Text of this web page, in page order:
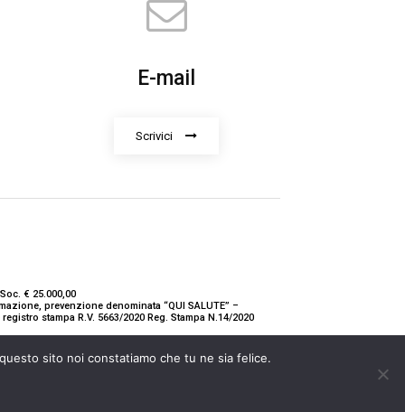
E-mail
Scrivici
€ 25.000,00
prevenzione denominata “QUI SALUTE” –
stampa R.V. 5663/2020 Reg. Stampa N.14/2020
sito noi constatiamo che tu ne sia felice.